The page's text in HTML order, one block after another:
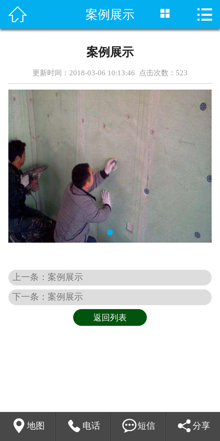
 首页
新闻资讯
公司场景
保温钉设备
 案例展示  
案例展示
更新时间：2018-03-06 10:13:46 点击次数： 523
上一条：案例展示
下一条：案例展示
返回列表
 地图  电话 短信  分享